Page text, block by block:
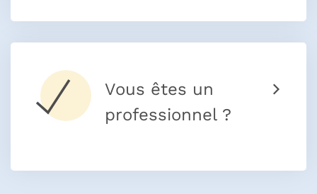
Vous êtes un
professionnel ?